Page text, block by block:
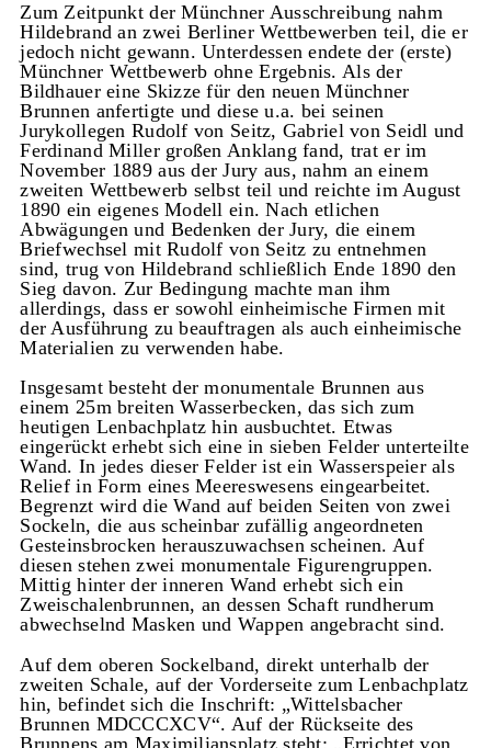
Zum Zeitpunkt der Münchner Ausschreibung nahm
Hildebrand an zwei Berliner Wettbewerben teil, die er
jedoch nicht gewann. Unterdessen endete der (erste)
Münchner Wettbewerb ohne Ergebnis. Als der
Bildhauer eine Skizze für den neuen Münchner
Brunnen anfertigte und diese u.a. bei seinen
Jurykollegen Rudolf von Seitz, Gabriel von Seidl und
Ferdinand Miller großen Anklang fand, trat er im
November 1889 aus der Jury aus, nahm an einem
zweiten Wettbewerb selbst teil und reichte im August
1890 ein eigenes Modell ein. Nach etlichen
Abwägungen und Bedenken der Jury, die einem
Briefwechsel mit Rudolf von Seitz zu entnehmen
sind, trug von Hildebrand schließlich Ende 1890 den
Sieg davon. Zur Bedingung machte man ihm
allerdings, dass er sowohl einheimische Firmen mit
der Ausführung zu beauftragen als auch einheimische
Materialien zu verwenden habe.
Insgesamt besteht der monumentale Brunnen aus
einem 25m breiten Wasserbecken, das sich zum
heutigen Lenbachplatz hin ausbuchtet. Etwas
eingerückt erhebt sich eine in sieben Felder unterteilte
Wand. In jedes dieser Felder ist ein Wasserspeier als
Relief in Form eines Meereswesens eingearbeitet.
Begrenzt wird die Wand auf beiden Seiten von zwei
Sockeln, die aus scheinbar zufällig angeordneten
Gesteinsbrocken herauszuwachsen scheinen. Auf
diesen stehen zwei monumentale Figurengruppen.
Mittig hinter der inneren Wand erhebt sich ein
Zweischalenbrunnen, an dessen Schaft rundherum
abwechselnd Masken und Wappen angebracht sind.
Auf dem oberen Sockelband, direkt unterhalb der
zweiten Schale, auf der Vorderseite zum Lenbachplatz
hin, befindet sich die Inschrift: „Wittelsbacher
Brunnen MDCCCXCV“. Auf der Rückseite des
Brunnens am Maximiliansplatz steht: „Errichtet von